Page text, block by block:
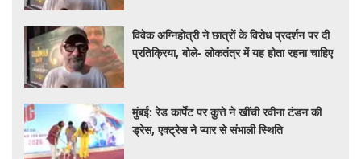
विवेक अग्निहोत्री ने छात्रों के विरोध प्रदर्शन पर दी
प्रतिक्रिया, बोले- लोकतंत्र में यह होता रहना चाहिए
मुंबई: रेड कार्पेट पर कुत्ते ने खींची रवीना टंडन की
ड्रेस, एक्ट्रेस ने प्यार से संभाली स्थिति